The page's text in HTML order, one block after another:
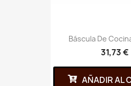
Báscula De
31,73 €
AÑADIR AL